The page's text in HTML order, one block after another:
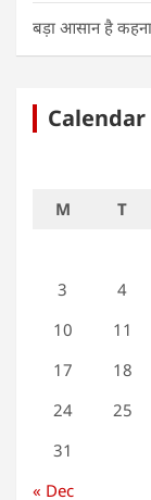
बड़ा आसान है
Calendar
M
T
3
4
10
11
17
18
24
25
31
« Dec